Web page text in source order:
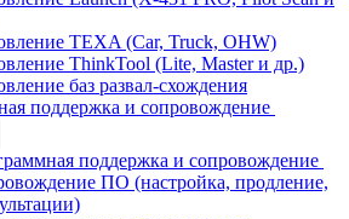
TEXA (Car, Truck, OHW)
ThinkTool (Lite, Master и др.)
баз развал-схождения
поддержка и сопровождение
поддержка и сопровождение
ПО (настройка, продление,